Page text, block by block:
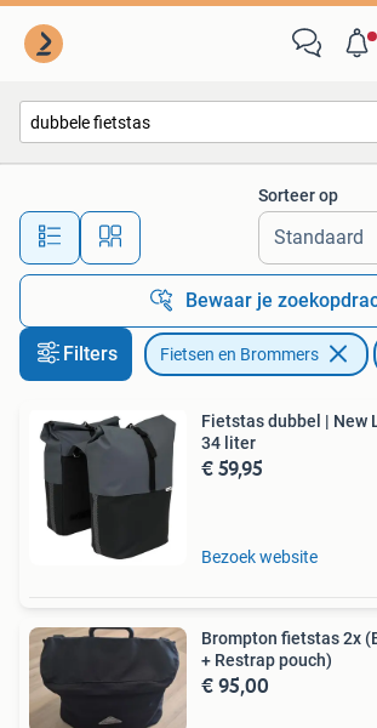
Alle afstanden…
Sorteer op
Bewaar je
Filters Fietsen en Brommers
Fietstas dubbel | New
34 liter
€ 59,95
Bezoek website
Brompton fietstas 2x
+ Restrap pouch)
€ 95,00